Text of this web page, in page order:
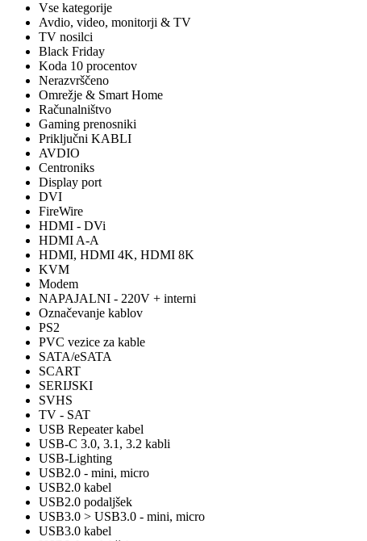
Vse kategorije
Avdio, video, monitorji & TV
TV nosilci
Black Friday
Koda 10 procentov
Nerazvrščeno
Omrežje & Smart Home
Računalništvo
Gaming prenosniki
Priključni KABLI
AVDIO
Centroniks
Display port
DVI
FireWire
HDMI - DVi
HDMI A-A
HDMI, HDMI 4K, HDMI 8K
KVM
Modem
NAPAJALNI - 220V + interni
Označevanje kablov
PS2
PVC vezice za kable
SATA/eSATA
SCART
SERIJSKI
SVHS
TV - SAT
USB Repeater kabel
USB-C 3.0, 3.1, 3.2 kabli
USB-Lighting
USB2.0 - mini, micro
USB2.0 kabel
USB2.0 podaljšek
USB3.0 > USB3.0 - mini, micro
USB3.0 kabel